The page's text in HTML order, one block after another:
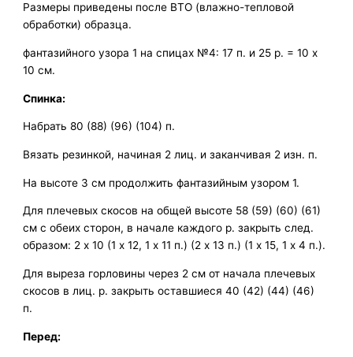
Размеры приведены после ВТО (влажно-тепловой
обработки) образца.
фантазийного узора 1 на спицах №4: 17 п. и 25 р. = 10 х
10 см.
Спинка:
Набрать 80 (88) (96) (104) п.
Вязать резинкой, начиная 2 лиц. и заканчивая 2 изн. п.
На высоте 3 см продолжить фантазийным узором 1.
Для плечевых скосов на общей высоте 58 (59) (60) (61)
см с обеих сторон, в начале каждого р. закрыть след.
образом: 2 х 10 (1 х 12, 1 х 11 п.) (2 х 13 п.) (1 х 15, 1 х 4 п.).
Для выреза горловины через 2 см от начала плечевых
скосов в лиц. р. закрыть оставшиеся 40 (42) (44) (46)
п.
Перед: